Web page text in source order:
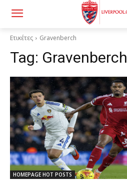
Ετικέτες Gravenberch
Tag: Gravenberch
HOMEPAGE HOT POSTS